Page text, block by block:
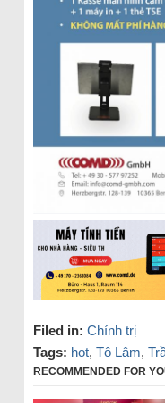
Filed in: Chính trị
Tags: hot, Tô Lâm,
RECOMMENDED FOR